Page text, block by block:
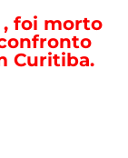
, foi morto
Curitiba.